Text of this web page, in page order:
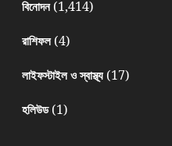
বিনোদন(1,414)
রাশিফল(4)
লাইফস্টাইল ও স্বাস্থ্য(17)
হলিউড(1)